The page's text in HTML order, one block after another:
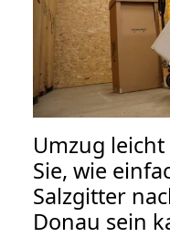
Umzug
Sie, wie
Salzgitter
Donau sein